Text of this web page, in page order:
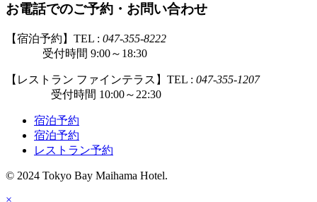
お電話でのご予約・お問い合わせ
【宿泊予約】TEL : 047-355-8222
受付時間 9:00～18:30
【レストラン ファインテラス】TEL : 047-355-1207
受付時間 10:00～22:30
宿泊予約
宿泊予約
レストラン予約
© 2024 Tokyo Bay Maihama Hotel.
×